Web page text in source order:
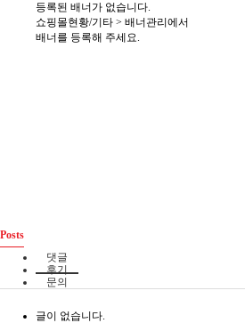
등록된 배너가 없습니다.
쇼핑몰현황/기타 > 배너관리에서
배너를 등록해 주세요.
Posts
댓글
후기
문의
글이 없습니다.